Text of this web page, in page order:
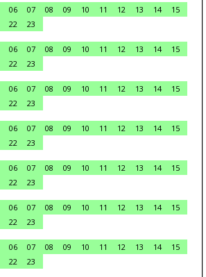
06 07 08 09 10 11 12 13 14
15
22
23
06 07 08 09 10 11 12 13 14
15
22
23
06 07 08 09 10 11 12 13 14
15
22
23
06 07 08 09 10 11 12 13 14
15
22
23
06 07 08 09 10 11 12 13 14
15
22
23
06 07 08 09 10 11 12 13 14
15
22
23
06 07 08 09 10 11 12 13 14
15
22
23